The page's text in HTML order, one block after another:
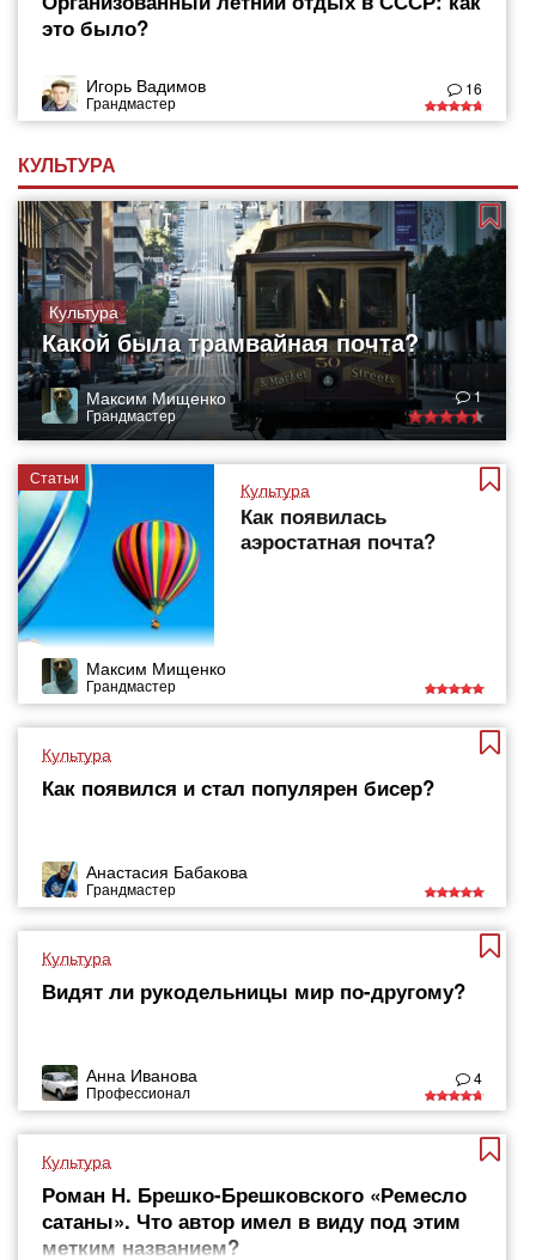
это было?
Игорь Вадимов
Грандмастер
16
КУЛЬТУРА
Культура
Какой была трамвайная почта?
Максим Мищенко
Грандмастер
1
Статьи
Культура
Как появилась
аэростатная почта?
Максим Мищенко
Грандмастер
Культура
Как появился и стал популярен бисер?
Анастасия Бабакова
Грандмастер
Культура
Видят ли рукодельницы мир по-другому?
Анна Иванова
Профессионал
4
Культура
Роман Н. Брешко-Брешковского «Ремесло
сатаны». Что автор имел в виду под этим
метким названием?